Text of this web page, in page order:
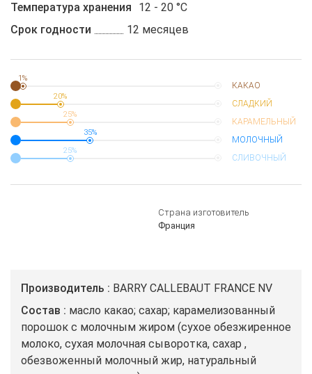
Температура хранения
12 - 20 °C
Срок годности
12 месяцев
1%
КАКАО
20%
СЛАДКИЙ
25%
КАРАМЕЛЬНЫЙ
35%
МОЛОЧНЫЙ
25%
СЛИВОЧНЫЙ
Страна изготовитель
Франция
Производитель
BARRY CALLEBAUT FRANCE NV
Состав
масло какао; сахар; карамелизованный
порошок с молочным жиром (сухое обезжиренное
молоко, сухая молочная сыворотка, сахар ,
обезвоженный молочный жир, натуральный